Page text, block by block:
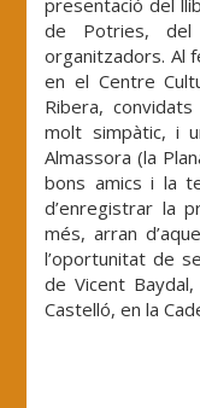
presentació del
de Potries,
organitzadors. Al
en el Centre
Ribera,
molt simpàtic, i
Almassora (la
bons amics i la
d’enregistrar la
més, arran
l’oportunitat de
de Vicent
Castelló, en la